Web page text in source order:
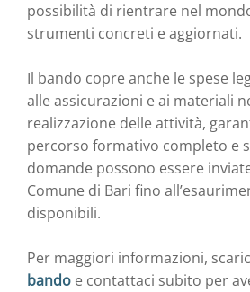
possibilità di rientrare nel
strumenti concreti e aggiornati.
Il bando copre anche le spese
alle assicurazioni e ai materiali
realizzazione delle attività,
percorso formativo completo e
domande possono essere
Comune di Bari fino
disponibili.
Per maggiori informazioni,
bando e contattaci subito per